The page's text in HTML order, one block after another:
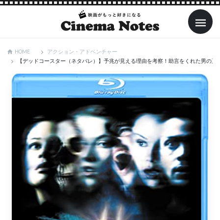
HOME
アクション・アドベンチャー
【デッドコースター（ネタバレ）】予兆が見える理由を考察！助言をくれた男の